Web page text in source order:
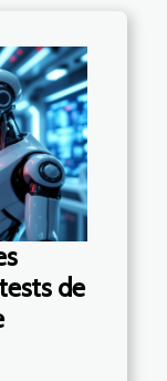
de